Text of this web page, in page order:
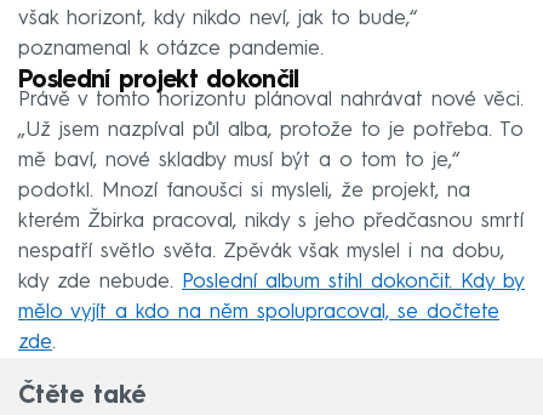
však horizont, kdy nikdo neví, jak to bude,“
poznamenal k otázce pandemie.
Poslední projekt dokončil
Právě v tomto horizontu plánoval nahrávat nové věci.
„Už jsem nazpíval půl alba, protože to je potřeba. To
mě baví, nové skladby musí být a o tom to je,“
podotkl. Mnozí fanoušci si mysleli, že projekt, na
kterém Žbirka pracoval, nikdy s jeho předčasnou smrtí
nespatří světlo světa. Zpěvák však myslel i na dobu,
kdy zde nebude. Poslední album stihl dokončit. Kdy by
mělo vyjít a kdo na něm spolupracoval, se dočtete
zde.
Čtěte také